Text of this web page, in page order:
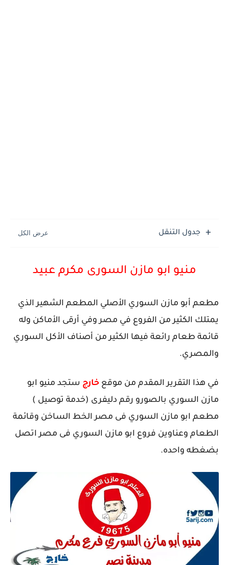
جدول التنقل
منيو ابو مازن السورى مكرم عبيد
مطعم أبو مازن السوري الأصلي المطعم الشهير الذي
يمتلك الكثير من الفروع في مصر وفي أرقى الأماكن وله
قائمة طعام رائعة فيها الكثير من أصناف الأكل السوري
والمصري.
في هذا التقرير المقدم من موقع خارج ستجد منيو ابو
مازن السوري بالصورو رقم دليفرى (خدمة توصيل )
مطعم ابو مازن السوري فى مصر الخط الساخن وقائمة
الطعام وعناوين فروع ابو مازن السوري فى مصر اتصل
بضغطه واحده.